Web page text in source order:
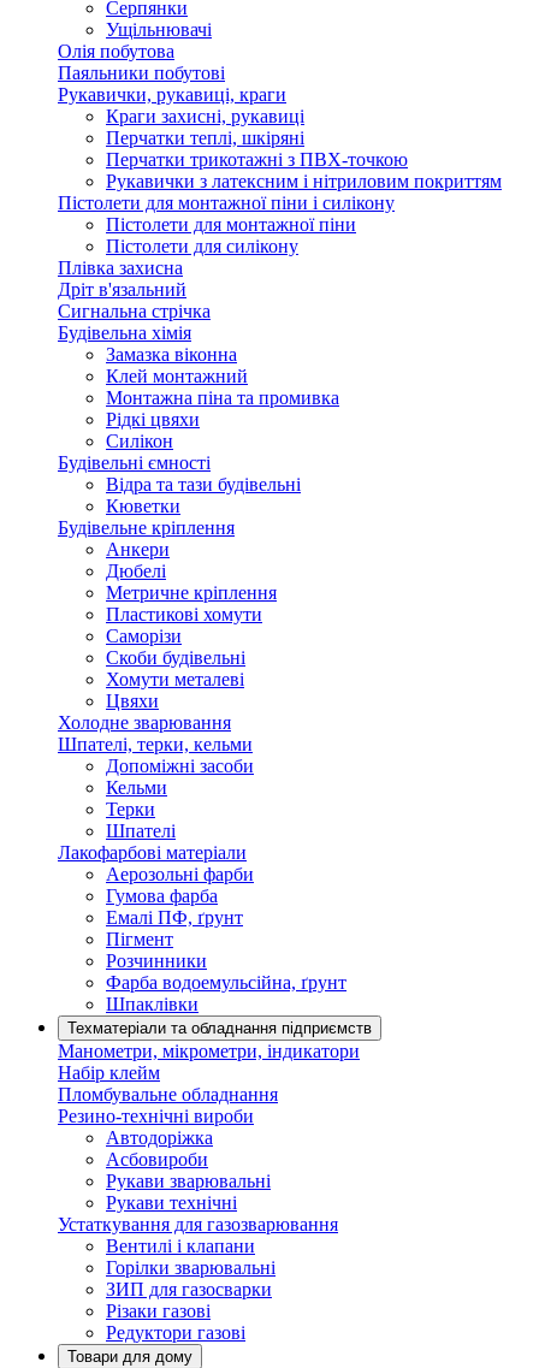
Серпянки
Ущільнювачі
Олія побутова
Паяльники побутові
Рукавички, рукавиці, краги
Краги захисні, рукавиці
Перчатки теплі, шкіряні
Перчатки трикотажні з ПВХ-точкою
Рукавички з латексним і нітриловим покриттям
Пістолети для монтажної піни і силікону
Пістолети для монтажної піни
Пістолети для силікону
Плівка захисна
Дріт в'язальний
Сигнальна стрічка
Будівельна хімія
Замазка віконна
Клей монтажний
Монтажна піна та промивка
Рідкі цвяхи
Силікон
Будівельні ємності
Відра та тази будівельні
Кюветки
Будівельне кріплення
Анкери
Дюбелі
Метричне кріплення
Пластикові хомути
Саморізи
Скоби будівельні
Хомути металеві
Цвяхи
Холодне зварювання
Шпателі, терки, кельми
Допоміжні засоби
Кельми
Терки
Шпателі
Лакофарбові матеріали
Аерозольні фарби
Гумова фарба
Емалі ПФ, ґрунт
Пігмент
Розчинники
Фарба водоемульсійна, ґрунт
Шпаклівки
Техматеріали та обладнання підприємств
Манометри, мікрометри, індикатори
Набір клейм
Пломбувальне обладнання
Резино-технічні вироби
Автодоріжка
Асбовироби
Рукави зварювальні
Рукави технічні
Устаткування для газозварювання
Вентилі і клапани
Горілки зварювальні
ЗИП для газосварки
Різаки газові
Редуктори газові
Товари для дому